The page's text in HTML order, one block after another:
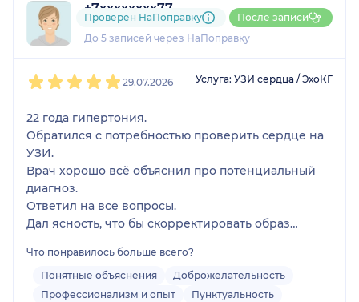
+7xxxxxxxx77
1 отзыв
До 5 записей через НаПоправку
Проверен НаПоправку После записи
29.07.2026 Услуга: УЗИ сердца / ЭхоКГ
22 года гипертония.
Обратился с потребностью проверить сердце на
УЗИ.
Врач хорошо всё объяснил про потенциальный
диагноз.
Ответил на все вопросы.
Дал ясность, что бы скорректировать образ
ходе заболевания. Могу советовать врача,
приёмом доволен, 10/10!
МЦ хороший, очередей нет, одноразовые
Что понравилось больше всего?
Понятные объяснения
Доброжелательность
Профессионализм и опыт
Пунктуальность